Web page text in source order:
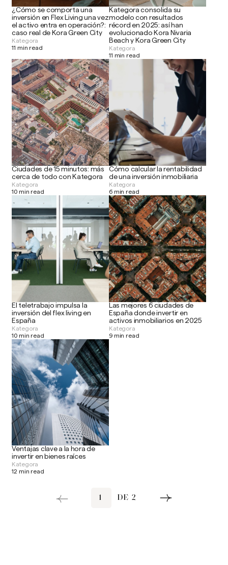
¿Cómo se comporta una
inversión en Flex Living una vez
el activo entra en operación?:
caso real de Kora Green City
Kategora
11 min read
Kategora consolida su
modelo con resultados
récord en 2025: así han
evolucionado Kora Nivaria
Beach y Kora Green City
Kategora
11 min read
Ciudades de 15 minutos: más
cerca de todo con Kategora
Kategora
10 min read
Cómo calcular la rentabilidad
de una inversión inmobiliaria
Kategora
6 min read
El teletrabajo impulsa la
inversión del flex living en
España
Kategora
10 min read
Las mejores 6 ciudades de
España donde invertir en
activos inmobiliarios en 2025
Kategora
9 min read
Ventajas clave a la hora de
invertir en bienes raíces
Kategora
12 min read